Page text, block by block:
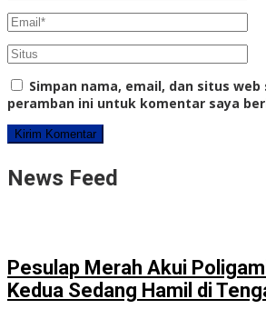
Simpan nama, email, dan situs web
peramban ini untuk komentar saya
News Feed
Pesulap Merah Akui
Kedua Sedang Hamil di